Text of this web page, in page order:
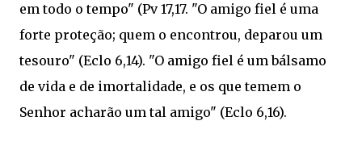
em todo o tempo" (Pv 17,17. "O amigo fiel é uma
forte proteção; quem o encontrou, deparou um
tesouro" (Eclo 6,14). "O amigo fiel é um bálsamo
de vida e de imortalidade, e os que temem o
Senhor acharão um tal amigo" (Eclo 6,16).